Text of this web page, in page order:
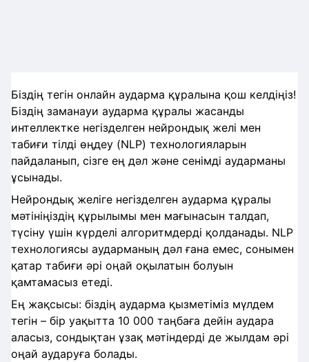
Біздің тегін онлайн аударма құралына қош келдіңіз!
Біздің заманауи аударма құралы жасанды
интеллектке негізделген нейрондық желі мен
табиғи тілді өңдеу (NLP) технологияларын
пайдаланып, сізге ең дәл және сенімді аударманы
ұсынады.
Нейрондық желіге негізделген аударма құралы
мәтініңіздің құрылымы мен мағынасын талдап,
түсіну үшін күрделі алгоритмдерді қолданады. NLP
технологиясы аударманың дәл ғана емес, сонымен
қатар табиғи әрі оңай оқылатын болуын
қамтамасыз етеді.
Ең жақсысы: біздің аударма қызметіміз мүлдем
тегін – бір уақытта 10 000 таңбаға дейін аудара
аласыз, сондықтан ұзақ мәтіндерді де жылдам әрі
оңай аударуға болады.